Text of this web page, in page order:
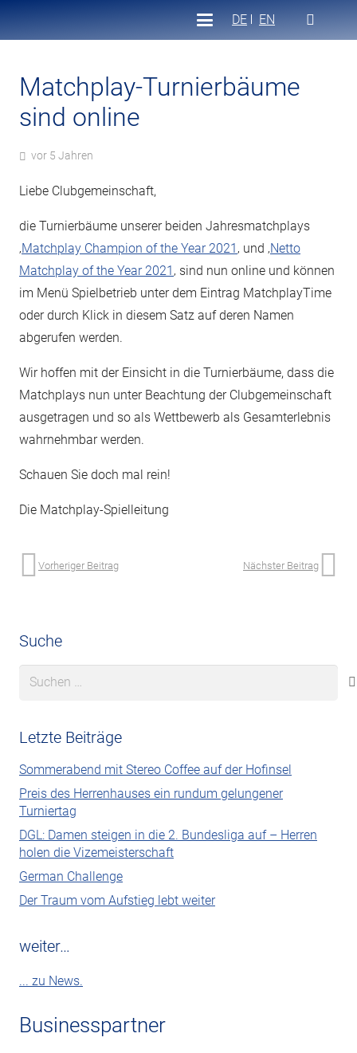
DE EN
Matchplay-Turnierbäume
sind online
vor 5 Jahren
Liebe Clubgemeinschaft,
die Turnierbäume unserer beiden Jahresmatchplays
‚Matchplay Champion of the Year 2021 ‚ und ‚Netto
Matchplay of the Year 2021 ‚ sind nun online und können
im Menü Spielbetrieb unter dem Eintrag MatchplayTime
oder durch Klick in diesem Satz auf deren Namen
abgerufen werden.
Wir hoffen mit der Einsicht in die Turnierbäume, dass die
Matchplays nun unter Beachtung der Clubgemeinschaft
ausgetragen und so als Wettbewerb als Gesamterlebnis
wahrnehmbar werden.
Schauen Sie doch mal rein!
Die Matchplay-Spielleitung
Vorheriger Beitrag Nächster Beitrag
Suche
Suchen
Letzte Beiträge
Sommerabend mit Stereo Coffee auf der Hofinsel
Preis des Herrenhauses ein rundum gelungener
Turniertag
DGL: Damen steigen in die 2. Bundesliga auf – Herren
holen die Vizemeisterschaft
German Challenge
Der Traum vom Aufstieg lebt weiter
weiter…
... zu News.
Businesspartner